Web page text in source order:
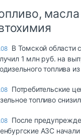
масла
В Томской области
1 млн руб. на
топлива
Потребительские
топливо
После
АЗС